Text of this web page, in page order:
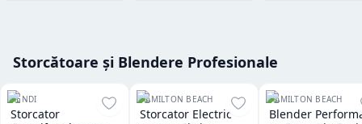
Storcătoare și Blendere Profesionale
HENDI
Storcator
HAMILTON BEACH
Storcator Electric
HAMILTON BEACH
Blender